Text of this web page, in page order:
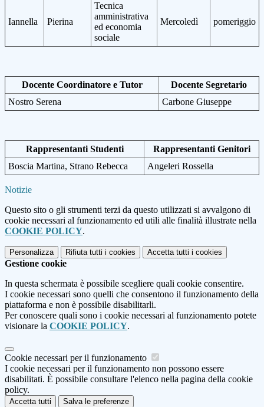
Iannella Pierina
Tecnica
amministrativa
ed economia
sociale
Mercoledì pomeriggio
Docente Coordinatore e Tutor
Docente Segretario
Nostro Serena
Carbone Giuseppe
Rappresentanti Studenti
Rappresentanti Genitori
Boscia Martina, Strano Rebecca
Angeleri Rossella
Notizie
Questo sito o gli strumenti terzi da questo utilizzati si avvalgono di
cookie necessari al funzionamento ed utili alle finalità illustrate nella
COOKIE POLICY.
Personalizza Rifiuta tutti i cookies Accetta tutti i cookies
Gestione cookie
In questa schermata è possibile scegliere quali cookie consentire.
I cookie necessari sono quelli che consentono il funzionamento della
piattaforma e non è possibile disabilitarli.
Per conoscere quali sono i cookie necessari al funzionamento potete
visionare la COOKIE POLICY.
Cookie necessari per il funzionamento
I cookie necessari per il funzionamento non possono essere
disabilitati. È possibile consultare l'elenco nella pagina della cookie
policy.
Accetta tutti Salva le preferenze